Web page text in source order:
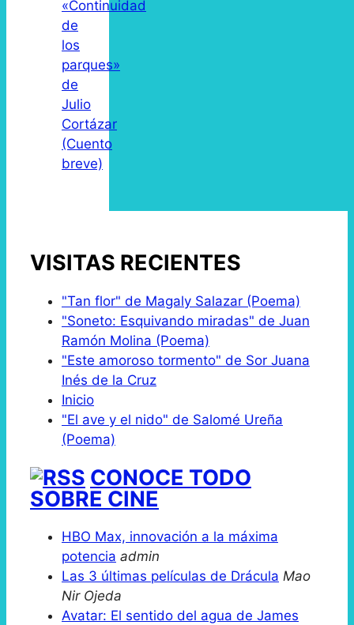
«Continuidad
de
los
parques»
de
Julio
Cortázar
(Cuento
breve)
VISITAS RECIENTES
"Tan flor" de Magaly Salazar (Poema)
"Soneto: Esquivando miradas" de Juan
Ramón Molina (Poema)
"Este amoroso tormento" de Sor Juana
Inés de la Cruz
Inicio
"El ave y el nido" de Salomé Ureña
(Poema)
CONOCE TODO
SOBRE CINE
HBO Max, innovación a la máxima
potencia admin
Las 3 últimas películas de Drácula Mao
Nir Ojeda
Avatar: El sentido del agua de James